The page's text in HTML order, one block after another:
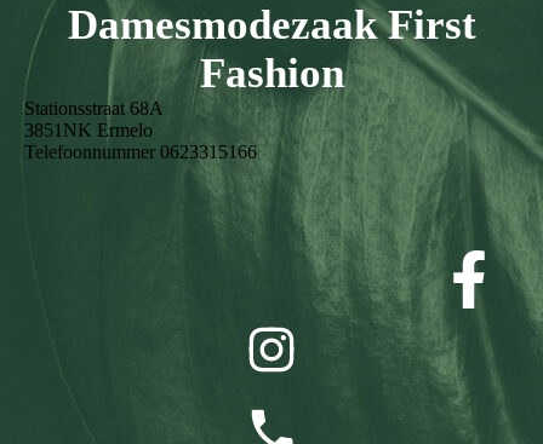
Damesmodezaak First
Fashion
Stationsstraat 68A
3851NK Ermelo
Telefoonnummer 0623315166